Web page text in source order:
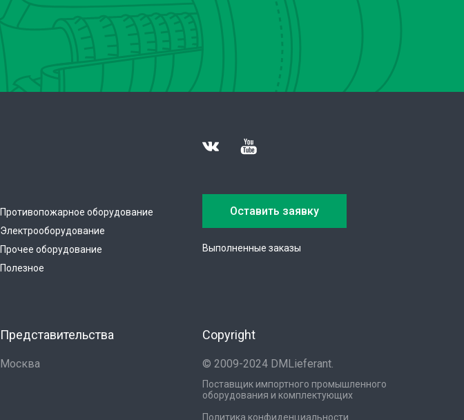
Противопожарное оборудование
Электрооборудование
Прочее оборудование
Полезное
Оставить заявку
Выполненные заказы
Представительства
Москва
Copyright
© 2009-2024 DMLieferant.
Поставщик импортного промышленного
оборудования и комплектующих
Политика конфиденциальности